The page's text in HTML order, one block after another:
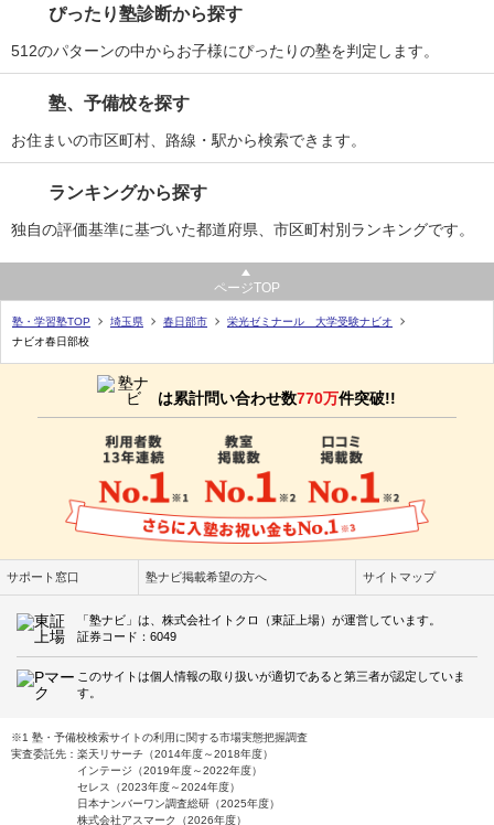
ぴったり塾診断から探す
512のパターンの中からお子様にぴったりの塾を判定します。
塾、予備校を探す
お住まいの市区町村、路線・駅から検索できます。
ランキングから探す
独自の評価基準に基づいた都道府県、市区町村別ランキングです。
ページTOP
塾・学習塾TOP 埼玉県 春日部市
栄光ゼミナール 大学受験ナビオ
ナビオ春日部校
は累計問い合わせ数770万件突破!!
サポート窓口 塾ナビ掲載希望の方へ サイトマップ
「塾ナビ」は、株式会社イトクロ（東証上場）が運営しています。
証券コード：6049
このサイトは個人情報の取り扱いが適切であると第三者が認定していま
す。
※1 塾・予備校検索サイトの利用に関する市場実態把握調査
実査委託先：楽天リサーチ（2014年度～2018年度）
インテージ（2019年度～2022年度）
セレス（2023年度～2024年度）
日本ナンバーワン調査総研（2025年度）
株式会社アスマーク（2026年度）